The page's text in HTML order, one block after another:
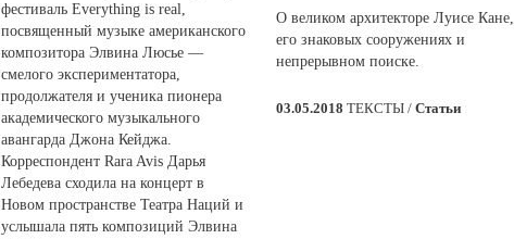
фестиваль Everything is real,
посвященный музыке американского
композитора Элвина Люсье —
смелого экспериментатора,
продолжателя и ученика пионера
академического музыкального
авангарда Джона Кейджа.
Корреспондент Rara Avis Дарья
Лебедева сходила на концерт в
Новом пространстве Театра Наций и
услышала пять композиций Элвина
О великом архитекторе Луисе Кане,
его знаковых сооружениях и
непрерывном поиске.
03.05.2018 ТЕКСТЫ / Статьи